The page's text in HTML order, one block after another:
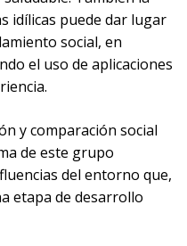
idílicas puede dar lugar
social, en
el uso de aplicaciones
y comparación social
de este grupo
del entorno que,
etapa de desarrollo